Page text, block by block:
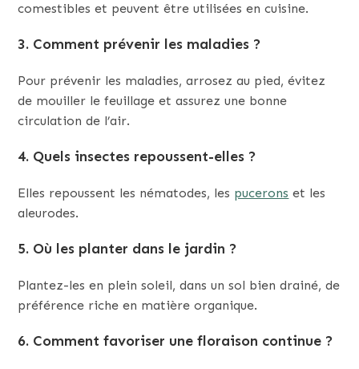
comestibles et peuvent être utilisées en cuisine.
3. Comment prévenir les maladies ?
Pour prévenir les maladies, arrosez au pied, évitez
de mouiller le feuillage et assurez une bonne
circulation de l’air.
4. Quels insectes repoussent-elles ?
Elles repoussent les nématodes, les pucerons et les
aleurodes.
5. Où les planter dans le jardin ?
Plantez-les en plein soleil, dans un sol bien drainé, de
préférence riche en matière organique.
6. Comment favoriser une floraison continue ?